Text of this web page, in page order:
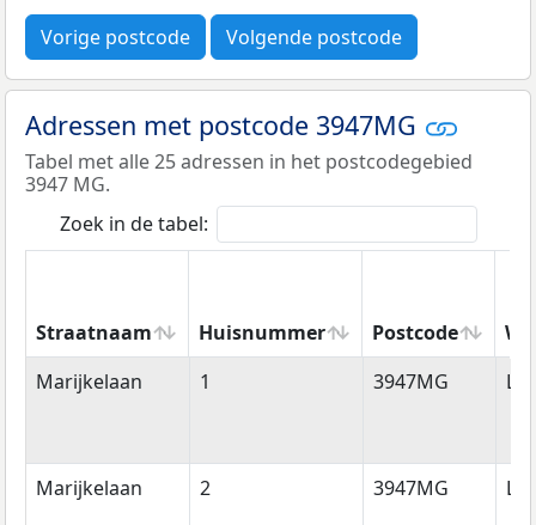
Vorige postcode Volgende postcode
Adressen met postcode 3947MG
Tabel met alle 25 adressen in het postcodegebied
3947 MG.
Zoek in de tabel:
Straatnaam Huisnummer Postcode
Straatnaam
Huisnummer Postcode
Marijkelaan 1 3947MG
Marijkelaan 2 3947MG